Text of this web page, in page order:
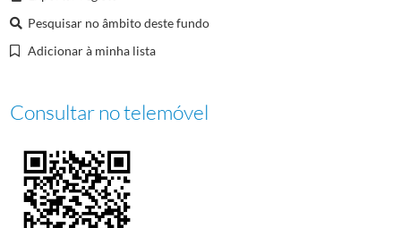
Jogos Olímpicos de Tóquio, 1964
00013 Seminário dos Secretários Gerais, 1989
Pesquisar no âmbito deste fundo
Adicionar à minha lista
Consultar no telemóvel